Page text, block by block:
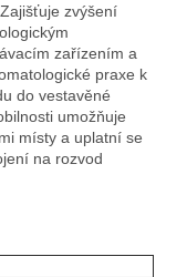
Zajišťuje zvýšení
zařízením a
praxe k
do vestavěné
umožňuje
místy a uplatní se
na rozvod